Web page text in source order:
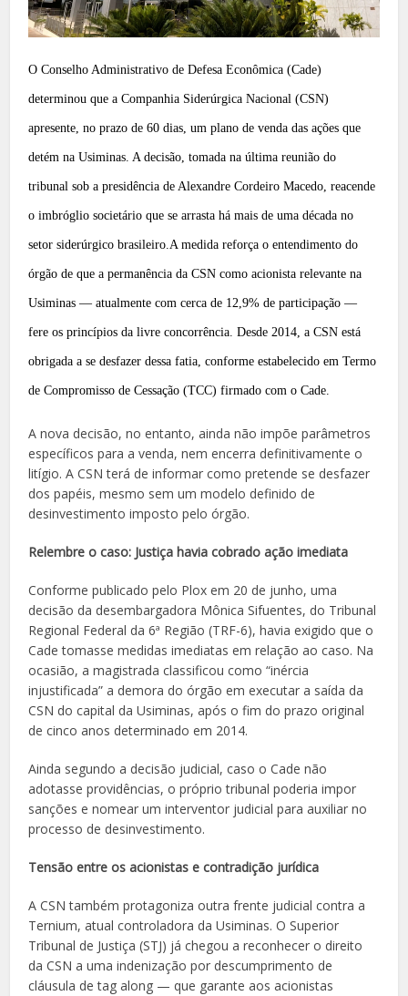
O Conselho Administrativo de Defesa Econômica (Cade)
determinou que a Companhia Siderúrgica Nacional (CSN)
apresente, no prazo de 60 dias, um plano de venda das ações que
detém na Usiminas. A decisão, tomada na última reunião do
tribunal sob a presidência de Alexandre Cordeiro Macedo, reacende
o imbróglio societário que se arrasta há mais de uma década no
setor siderúrgico brasileiro.A medida reforça o entendimento do
órgão de que a permanência da CSN como acionista relevante na
Usiminas — atualmente com cerca de 12,9% de participação —
fere os princípios da livre concorrência. Desde 2014, a CSN está
obrigada a se desfazer dessa fatia, conforme estabelecido em Termo
de Compromisso de Cessação (TCC) firmado com o Cade.
A nova decisão, no entanto, ainda não impõe parâmetros
específicos para a venda, nem encerra definitivamente o
litígio. A CSN terá de informar como pretende se desfazer
dos papéis, mesmo sem um modelo definido de
desinvestimento imposto pelo órgão.
Relembre o caso: Justiça havia cobrado ação imediata
Conforme publicado pelo Plox em 20 de junho, uma
decisão da desembargadora Mônica Sifuentes, do Tribunal
Regional Federal da 6ª Região (TRF-6), havia exigido que o
Cade tomasse medidas imediatas em relação ao caso. Na
ocasião, a magistrada classificou como “inércia
injustificada” a demora do órgão em executar a saída da
CSN do capital da Usiminas, após o fim do prazo original
de cinco anos determinado em 2014.
Ainda segundo a decisão judicial, caso o Cade não
adotasse providências, o próprio tribunal poderia impor
sanções e nomear um interventor judicial para auxiliar no
processo de desinvestimento.
Tensão entre os acionistas e contradição jurídica
A CSN também protagoniza outra frente judicial contra a
Ternium, atual controladora da Usiminas. O Superior
Tribunal de Justiça (STJ) já chegou a reconhecer o direito
da CSN a uma indenização por descumprimento de
cláusula de tag along — que garante aos acionistas